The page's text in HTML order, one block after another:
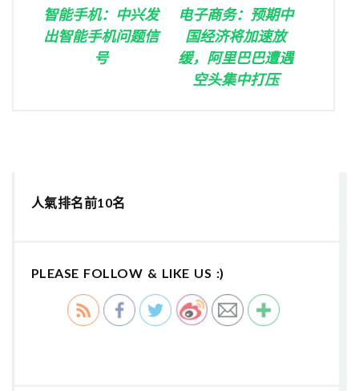
智能手机：中兴发
出智能手机问题信
号
电子商务：预期中
国经济将加速放
缓，阿里巴巴遭遇
空头集中打压
人氣排名前10名
PLEASE FOLLOW & LIKE US :)